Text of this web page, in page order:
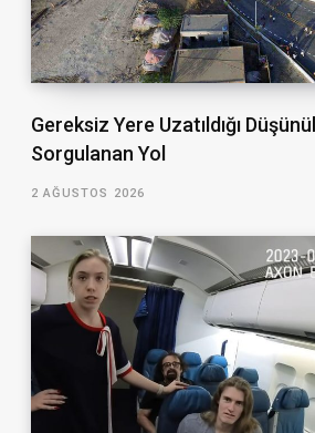
Gereksiz Yere Uzatıldığı
Sorgulanan Yol
2 AĞUSTOS 2026